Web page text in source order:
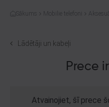
Sākums Mobilie telefoni
Lādētāji un kabeļi
Prece
Atvainojiet, šī prece